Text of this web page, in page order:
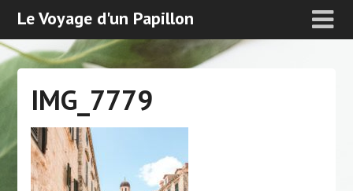
Le Voyage d'un Papillon
IMG_7779